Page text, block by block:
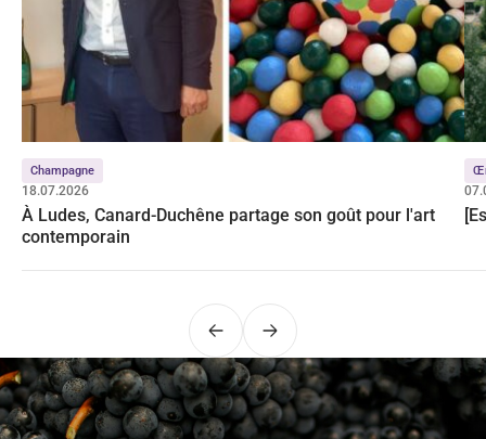
Champagne
18.07.2026
À Ludes, Canard-Duchêne partage son goût pour l'art
contemporain
PrécédentSuivant